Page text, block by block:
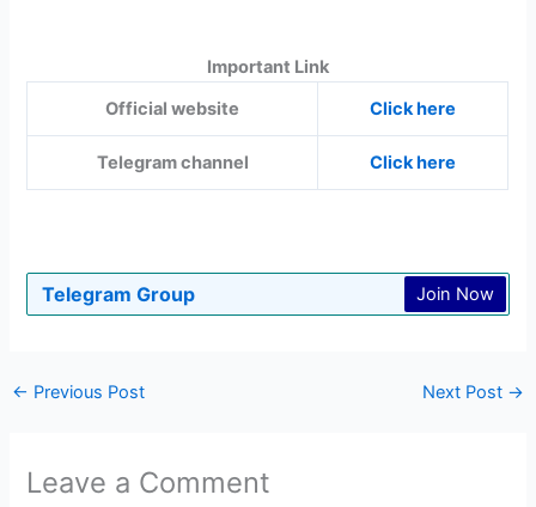
Important Link
Official website
Click here
Telegram channel Click here
Telegram Group Join Now
← Previous Post Next Post →
Leave a Comment